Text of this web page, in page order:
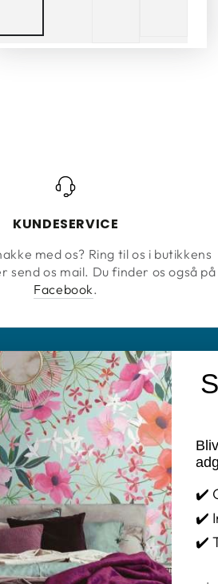
KUNDESERVICE
med os? Ring til os i butikkens
send os mail. Du finder os også på
Facebook.
Jensen
2 – 4100 Ringsted
INFORMATION
Brands
Cookie og
FAQ
Kontakt
✔️
✔️
✔️